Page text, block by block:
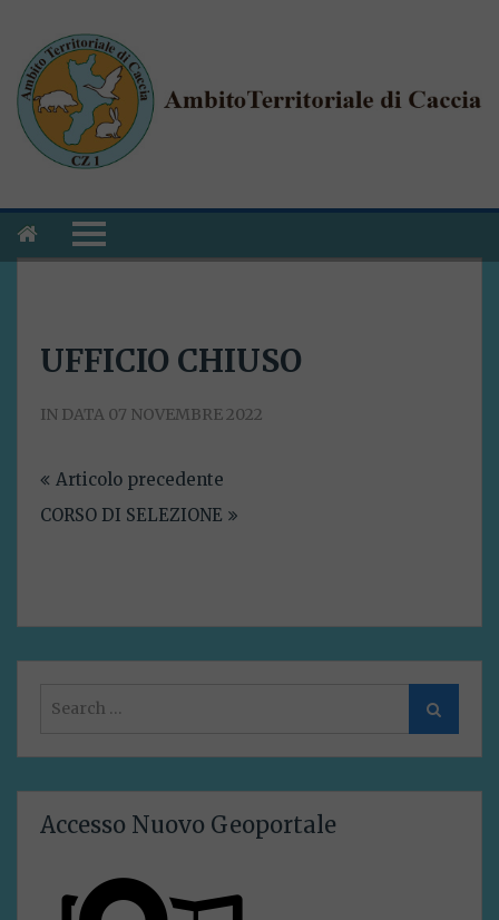
UFFICIO CHIUSO
IN DATA 07 NOVEMBRE 2022
articoli
Articolo precedente
CORSO DI SELEZIONE
for:
Search
Accesso Nuovo Geoportale